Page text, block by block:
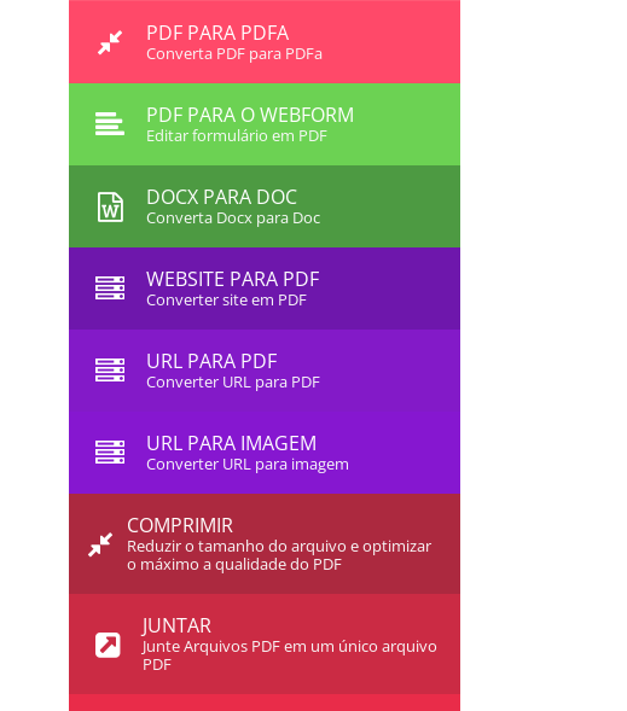
PDF PARA PDFA
Converta PDF para PDFa
PDF PARA O WEBFORM
Editar formulário em PDF
DOCX PARA DOC
Converta Docx para Doc
WEBSITE PARA PDF
Converter site em PDF
URL PARA PDF
Converter URL para PDF
URL PARA IMAGEM
Converter URL para imagem
COMPRIMIR
Reduzir o tamanho do arquivo e optimizar
o máximo a qualidade do PDF
JUNTAR
Junte Arquivos PDF em um único arquivo
PDF